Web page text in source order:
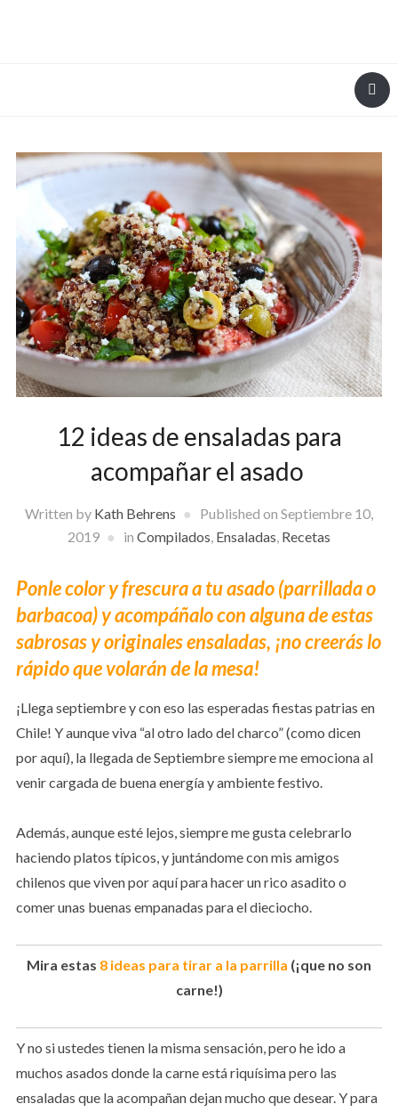
12 ideas de ensaladas para
acompañar el asado
Written by Kath Behrens Published on Septiembre 10,
2019
in Compilados Ensaladas Recetas
Ponle color y frescura a tu asado (parrillada o
barbacoa) y acompáñalo con alguna de estas
sabrosas y originales ensaladas, ¡no creerás lo
rápido que volarán de la mesa!
¡Llega septiembre y con eso las esperadas fiestas patrias en
Chile! Y aunque viva “al otro lado del charco” (como dicen
por aquí), la llegada de Septiembre siempre me emociona al
venir cargada de buena energía y ambiente festivo.
Además, aunque esté lejos, siempre me gusta celebrarlo
haciendo platos típicos, y juntándome con mis amigos
chilenos que viven por aquí para hacer un rico asadito o
comer unas buenas empanadas para el dieciocho.
Mira estas 8 ideas para tirar a la parrilla (¡que no son
carne!)
Y no si ustedes tienen la misma sensación, pero he ido a
muchos asados donde la carne está riquísima pero las
ensaladas que la acompañan dejan mucho que desear. Y para